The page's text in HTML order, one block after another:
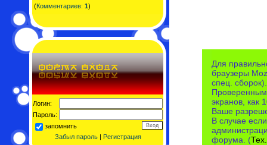
(Комментариев: 1)
Логин:
Пароль:
запомнить
Забыл пароль| Регистрация
Для
браузеры
спец. сборок).
экранов, как
Ваше
В случае
форума. (